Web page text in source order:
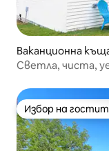
Ваканционна
Светла, чиста,
Избор на
Избор на